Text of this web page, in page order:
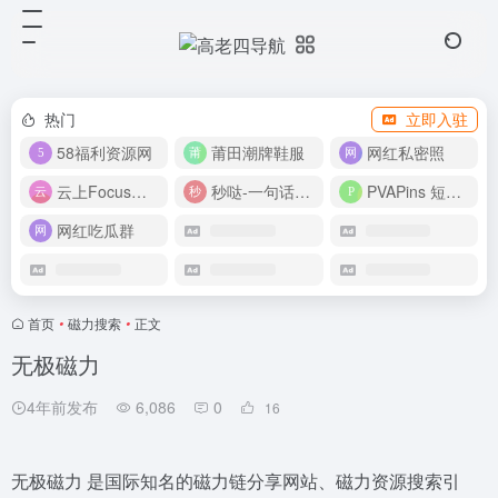
热门
立即入驻
58福利资源网
莆田潮牌鞋服
网红私密照
云上Focus接码平台
秒哒-一句话做应用
PVAPins 短信接码平台
网红吃瓜群
首页 • 磁力搜索 • 正文
无极磁力
4年前发布 6,086 0 16
无极磁力 是国际知名的磁力链分享网站、磁力资源搜索引